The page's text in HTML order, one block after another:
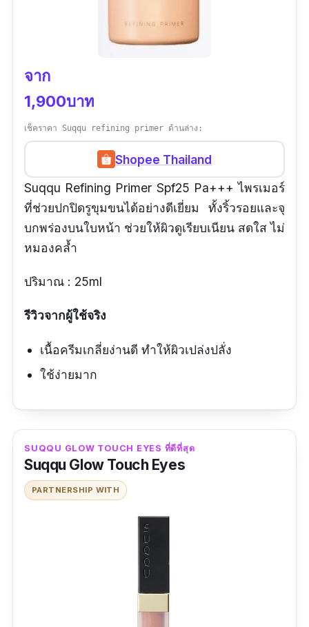
จาก
1,900บาท
เช็คราคา Suqqu refining primer ด้านล่าง:
Shopee Thailand
Suqqu Refining Primer Spf25 Pa+++ ไพรเมอร์
ที่ช่วยปกปิดรูขุมขนได้อย่างดีเยี่ยม ทั้งริ้วรอยและจุ
บกพร่องบนใบหน้า ช่วยให้ผิวดูเรียบเนียน สดใส ไม่
หมองคล้ำ
ปริมาณ : 25ml
รีวิวจากผู้ใช้จริง
เนื้อครีมเกลี่ยง่านดี ทำให้ผิวเปล่งปลั่ง
ใช้ง่ายมาก
SUQQU GLOW TOUCH EYES ที่ดีที่สุด
Suqqu Glow Touch Eyes
PARTNERSHIP WITH